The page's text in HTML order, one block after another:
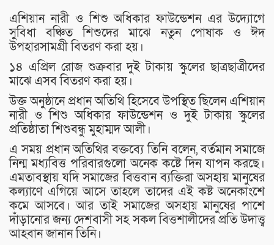
এশিয়ান নারী ও শিশু অধিকার ফাউন্ডেশন এর উদ্যোগে
সুবিধা বঞ্চিত শিশুদের মাঝে নতুন পোষাক ও ঈদ
উপহারসামগ্রী বিতরণ করা হয়।
১৪ এপ্রিল রোজ শুক্রবার দুই টাকায় স্কুলের ছাত্রছাত্রীদের
মাঝে এসব বিতরণ করা হয়।
উক্ত অনুষ্ঠানে প্রধান অতিথি হিসেবে উপস্থিত ছিলেন এশিয়ান
নারী ও শিশু অধিকার ফাউন্ডেশন ও দুই টাকায় স্কুলের
প্রতিষ্ঠাতা শিশুবন্ধু মুহাম্মদ আলী।
এ সময় প্রধান অতিথির বক্তব্যে তিনি বলেন, বর্তমান সমাজে
নিন্ম মধ‍্যবিত্ত পরিবারগুলো অনেক কষ্টে দিন যাপন করছে।
এমতাবস্থায় যদি সমাজের বিত্তবান ব‍্যক্তিরা অসহায় মানুষের
কল‍্যাণে এগিয়ে আসে তাহলে তাদের এই কষ্ট অনেকাংশে
কমে আসবে। আর তাই সমাজের অসহায় মানুষের পাশে
দাঁড়ানোর জন্য দেশবাসী সহ সকল বিত্তশালীদের প্রতি উদাত্ত্ব
আহবান জানান তিনি।